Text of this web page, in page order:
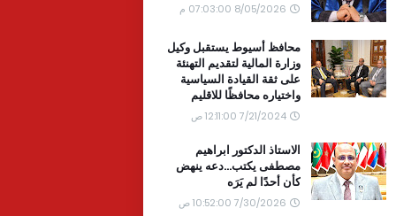
8/05/2026 07:03:00 م
محافظ أسيوط يستقبل وكيل
وزارة المالية لتقديم التهنئة
على ثقة القيادة السياسية
واختياره محافظًا للاقليم
7/21/2024 12:11:00 ص
الاستاذ الدكتور ابراهيم
مصطفى يكتب...دعه ينهض
كأن أحدًا لم يَرَه
7/30/2026 10:52:00 ص